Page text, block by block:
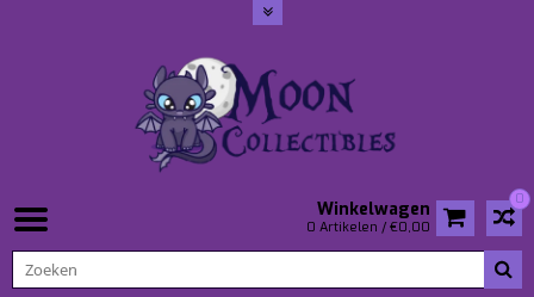
0
Winkelwagen
0 Artikelen / €0,00